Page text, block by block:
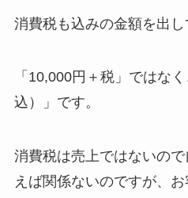
消費税も込みの金額を出し
「10,000円＋税」ではな
込）」です。
消費税は売上ではないの
えば関係ないのですが、